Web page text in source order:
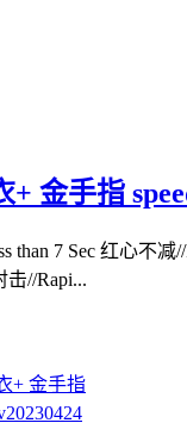
金手指
than 7 Sec 红心不
击//Rapi...